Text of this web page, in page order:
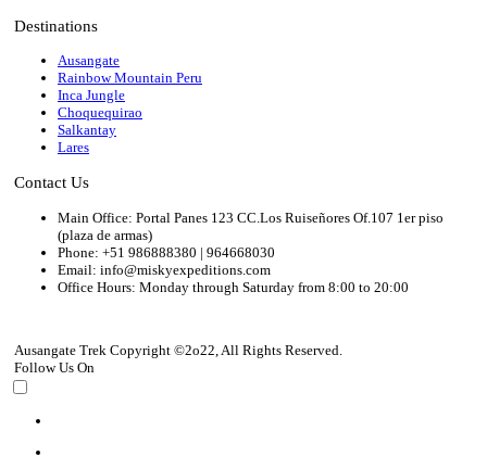
Destinations
Ausangate
Rainbow Mountain Peru
Inca Jungle
Choquequirao
Salkantay
Lares
Contact Us
Main Office: Portal Panes 123 CC.Los Ruiseñores Of.107 1er piso
(plaza de armas)
Phone: +51 986888380 | 964668030
Email: info@miskyexpeditions.com
Office Hours: Monday through Saturday from 8:00 to 20:00
Ausangate Trek Copyright ©2o22, All Rights Reserved.
Follow Us On